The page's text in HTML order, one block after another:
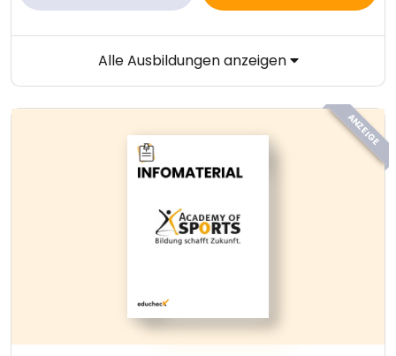
Alle Ausbildungen anzeigen
ANZEIGE